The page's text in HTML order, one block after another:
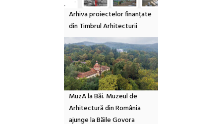
Arhiva proiectelor finanțate
din Timbrul Arhitecturii
MuzA la Băi. Muzeul de
Arhitectură din România
ajunge la Băile Govora